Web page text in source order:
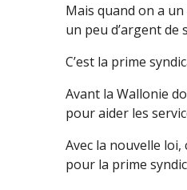
Mais quand on a
un peu d’argent de
C’est la prime
Avant la Wallonie
pour aider les
Avec la nouvelle
pour la prime